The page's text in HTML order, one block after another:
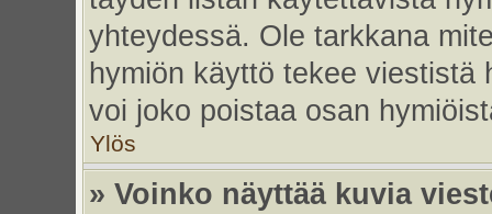
yhteydessä. Ole tarkkana
hymiön käyttö tekee viestistä
voi joko poistaa osan
Ylös
» Voinko näyttää kuvia